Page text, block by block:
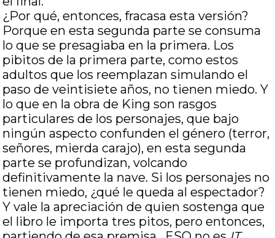
¿Por qué, entonces, fracasa esta versión?
Porque en esta segunda parte se consuma
lo que se presagiaba en la primera. Los
pibitos de la primera parte, como estos
adultos que los reemplazan simulando el
paso de veintisiete años, no tienen miedo. Y
lo que en la obra de King son rasgos
particulares de los personajes, que bajo
ningún aspecto confunden el género (terror,
señores, mierda carajo), en esta segunda
parte se profundizan, volcando
definitivamente la nave. Si los personajes no
tienen miedo, ¿qué le queda al espectador?
Y vale la apreciación de quien sostenga que
el libro le importa tres pitos, pero entonces,